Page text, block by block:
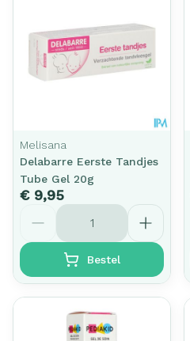
Melisana
Delabarre Eerste Tandjes
Tube Gel 20g
€ 9,95
Aantal
Bestel